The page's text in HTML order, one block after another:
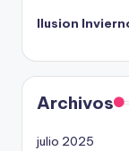
Ilusion
Archivos
julio 2025